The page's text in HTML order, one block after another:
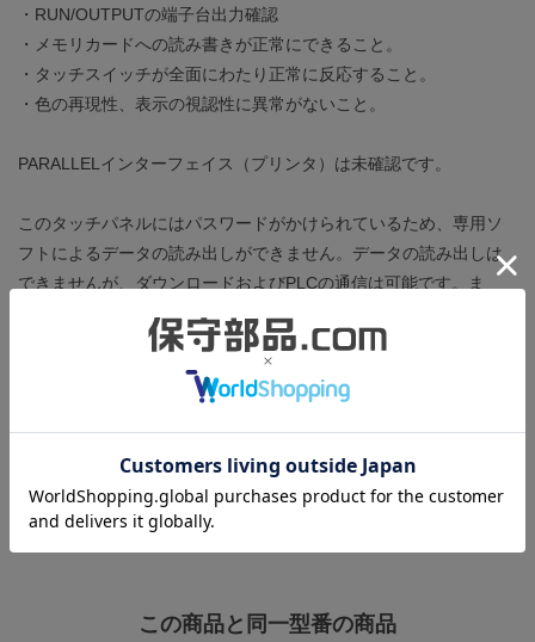
・RUN/OUTPUTの端子台出力確認
・メモリカードへの読み書きが正常にできること。
・タッチスイッチが全面にわたり正常に反応すること。
・色の再現性、表示の視認性に異常がないこと。
PARALLELインターフェイス（プリンタ）は未確認です。
このタッチパネルにはパスワードがかけられているため、専用ソ
フトによるデータの読み出しができません。データの読み出しは
できませんが、ダウンロードおよびPLCの通信は可能です。ま
た、ユーティリティメニューには移行することができるため、メ
モリカードへのアップロードは可能です。
ROM BIOS：Ver 9.4.0(X)
基本OSバージョン：9.8.7
・ゴムパッキン・取り付け金具は本体に装着されています。
この商品と同一型番の商品